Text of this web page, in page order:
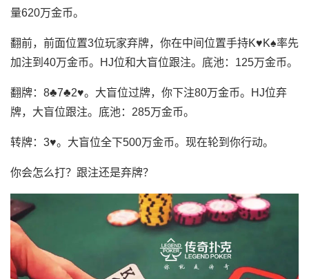
量620万金币。
翻前，前面位置3位玩家弃牌，你在中间位置手持K♥K♠率先
加注到40万金币。HJ位和大盲位跟注。底池：125万金币。
翻牌：8♣7♣2♥。大盲位过牌，你下注80万金币。HJ位弃
牌，大盲位跟注。底池：285万金币。
转牌：3♥。大盲位全下500万金币。现在轮到你行动。
你会怎么打？跟注还是弃牌？